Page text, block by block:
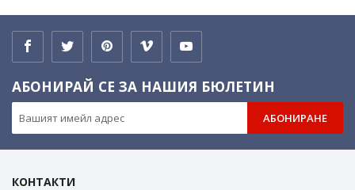
АБОНИРАЙ СЕ ЗА НАШИЯ БЮЛЕТИН
АБОНИРАНЕ
КОНТАКТИ